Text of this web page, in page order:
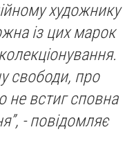
художнику
із цих марок
свободи, про
не встиг сповна
- повідомляє